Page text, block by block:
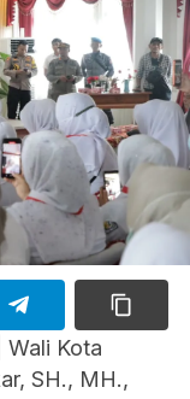
| Wali Kota
SH., MH.,